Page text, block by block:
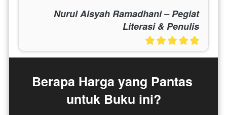
Nurul Aisyah Ramadhani – Pegiat
Literasi & Penulis
Berapa Harga yang Pantas
untuk Buku ini?